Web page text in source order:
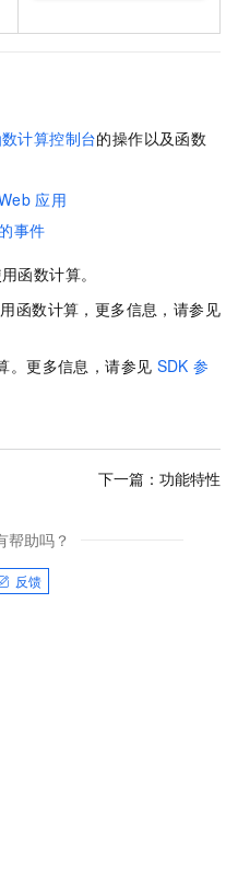
计算控制台的操作以及函数
应用
事件
函数计算。
函数计算，更多信息，请参见
。更多信息，请参见 SDK 参
下一篇： 功能特性
帮助吗？
反馈